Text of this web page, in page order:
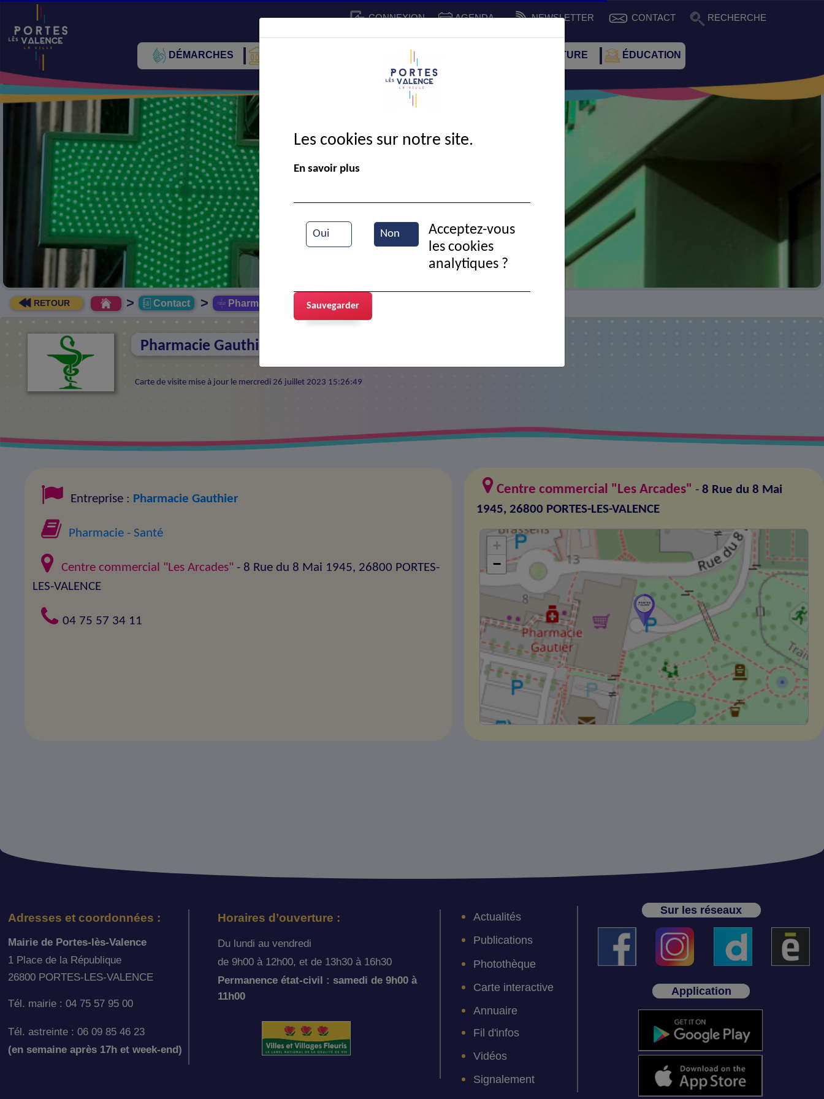
CONNEXION AGENDA NEWSLETTER CONTACT RECHERCHE
DÉMARCHES CADRE DE VIE SPORT ET CULTURE ÉDUCATION
Pharmacie
RETOUR > Contact > Pharmacie Gauthier
Pharmacie Gauthier
Carte de visite mise à jour le mercredi 26 juillet 2023 15:26:49
Entreprise : Pharmacie Gauthier
Pharmacie - Santé
Centre commercial "Les Arcades" - 8 Rue du 8 Mai 1945, 26800 PORTES-
LES-VALENCE
04 75 57 34 11
Centre commercial "Les Arcades" - 8 Rue du 8 Mai
1945, 26800 PORTES-LES-VALENCE
+
−
Adresses et coordonnées :
Mairie de Portes-lès-Valence
1 Place de la République
26800 PORTES-LES-VALENCE
Tél. mairie : 04 75 57 95 00
Tél. astreinte : 06 09 85 46 23
(en semaine après 17h et week-end)
Horaires d’ouverture :
Du lundi au vendredi
de 9h00 à 12h00, et de 13h30 à 16h30
Permanence état-civil : samedi de 9h00 à
11h00
Actualités
Publications
Photothèque
Carte interactive
Annuaire
Fil d'infos
Vidéos
Signalement
Sur les réseaux
Application
Les cookies sur notre site.
En savoir plus
Oui Non
Acceptez-vous
les cookies
analytiques ?
Sauvegarder